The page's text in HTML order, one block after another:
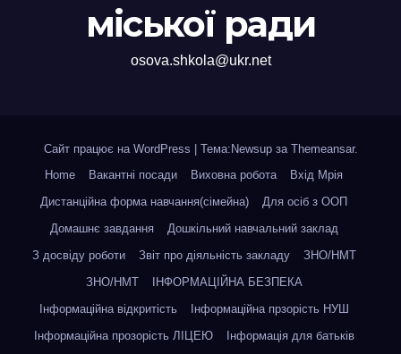
міської ради
osova.shkola@ukr.net
Сайт працює на WordPress Тема:Newsup за Themeansar.
Home
Вакантні посади Виховна робота
Вхід Мрія
Дистанційна форма навчання(сімейна)
Для осіб з ООП
Домашнє завдання
Дошкільний навчальний заклад
З досвіду роботи
Звіт про діяльність закладу
ЗНО/НМТ
ЗНО/НМТ
ІНФОРМАЦІЙНА БЕЗПЕКА
Інформаційна відкритість
Інформаційна прзорість НУШ
Інформаційна прозорість ЛІЦЕЮ
Інформація для батьків